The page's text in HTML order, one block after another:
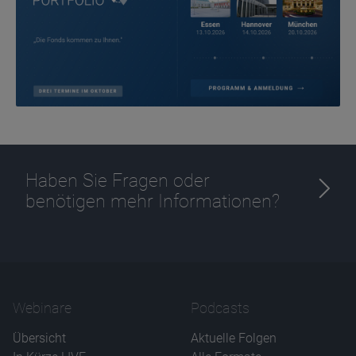
Haben Sie Fragen oder
benötigen mehr Informationen?
Webinare
Übersicht
Podcasts
Aktuelle Folgen